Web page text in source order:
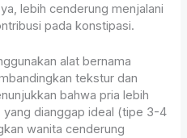
lebih cenderung menjalani
pada konstipasi.
alat bernama
tekstur dan
bahwa pria lebih
dianggap ideal (tipe 3-4
wanita cenderung